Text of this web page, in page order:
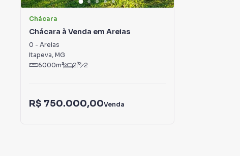
Chácara
Chácara à Venda em Areias
0 - Areias
Itapeva, MG
6000m² 2 2
R$ 750.000,00Venda